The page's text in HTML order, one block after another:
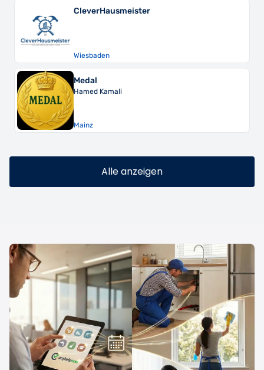
CleverHausmeister
Wiesbaden
Medal
Hamed Kamali
Mainz
Alle anzeigen